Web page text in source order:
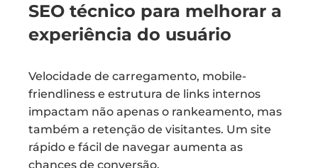
SEO técnico para melhorar a
experiência do usuário
Velocidade de carregamento, mobile-
friendliness e estrutura de links internos
impactam não apenas o rankeamento, mas
também a retenção de visitantes. Um site
rápido e fácil de navegar aumenta as
chances de conversão.